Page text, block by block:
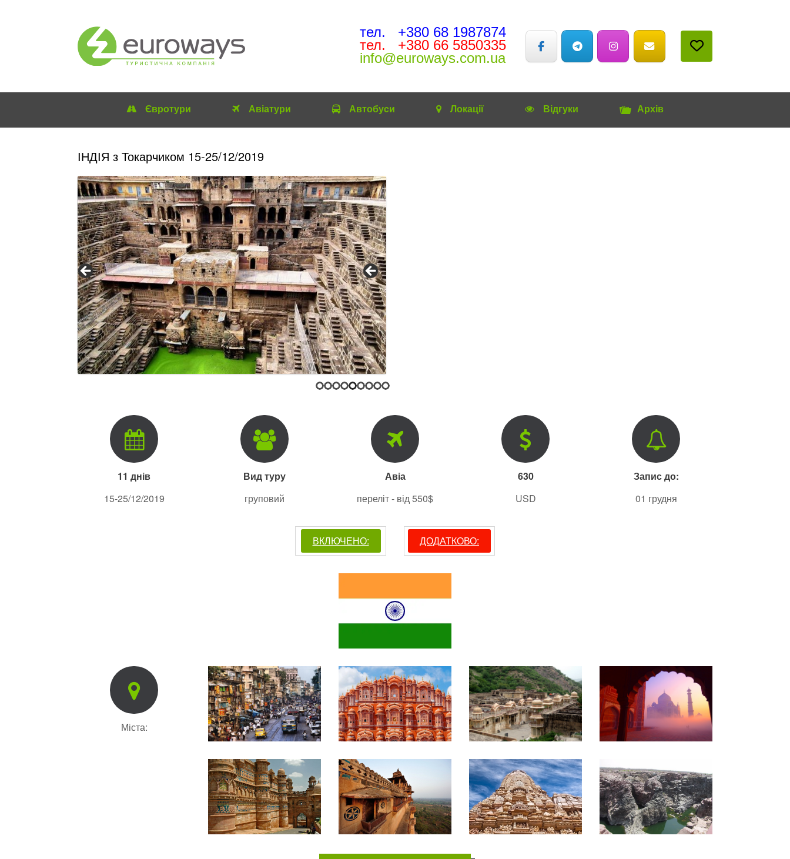
тел. +380 68 1987874
тел. +380 66 5850335
info@euroways.com.ua
Євротури Авіатури Автобуcи Локації Відгуки Архів
ІНДІЯ з Токарчиком 15-25/12/2019
11 днів
15-25/12/2019
Вид туру
груповий
Авіа
переліт - від 550$
630
USD
Запис до:
01 грудня
ВКЛЮЧЕНО: ДОДАТКОВО:
Міста: